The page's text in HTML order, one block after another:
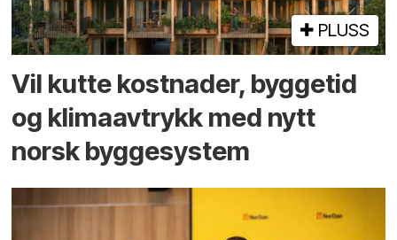
PLUSS
Vil kutte kostnader, byggetid
og klima­avtrykk med nytt
norsk bygge­system